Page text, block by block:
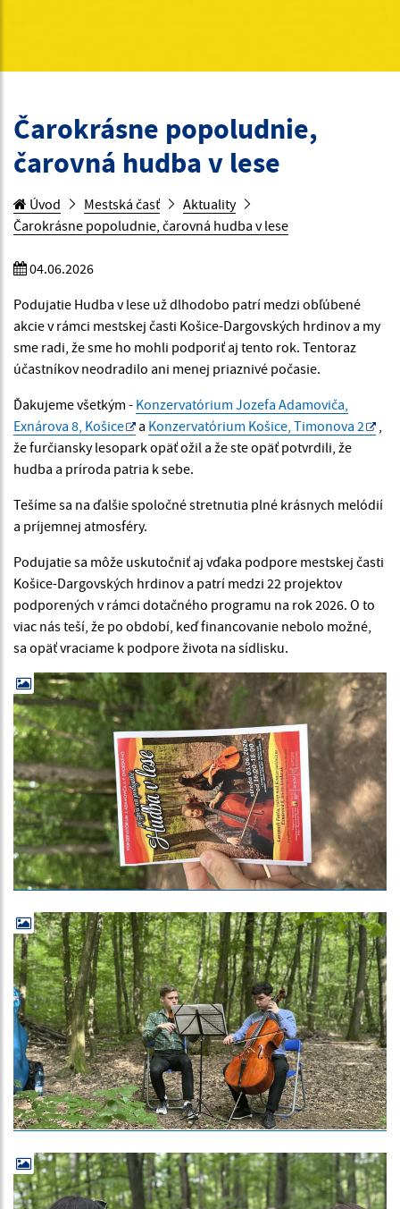
Čarokrásne popoludnie,
čarovná hudba v lese
Úvod Mestská časť
Aktuality
Čarokrásne popoludnie, čarovná hudba v lese
04.06.2026
Podujatie Hudba v lese už dlhodobo patrí medzi obľúbené
akcie v rámci mestskej časti Košice-Dargovských hrdinov a my
sme radi, že sme ho mohli podporiť aj tento rok. Tentoraz
účastníkov neodradilo ani menej priaznivé počasie.
Ďakujeme všetkým - Konzervatórium Jozefa Adamoviča,
Exnárova 8, Košice
a Konzervatórium Košice, Timonova 2
že furčiansky lesopark opäť ožil a že ste opäť potvrdili, že
hudba a príroda patria k sebe.
Tešíme sa na ďalšie spoločné stretnutia plné krásnych melódií
a príjemnej atmosféry.
Podujatie sa môže uskutočniť aj vďaka podpore mestskej časti
Košice-Dargovských hrdinov a patrí medzi 22 projektov
podporených v rámci dotačného programu na rok 2026. O to
viac nás teší, že po období, keď financovanie nebolo možné,
sa opäť vraciame k podpore života na sídlisku.